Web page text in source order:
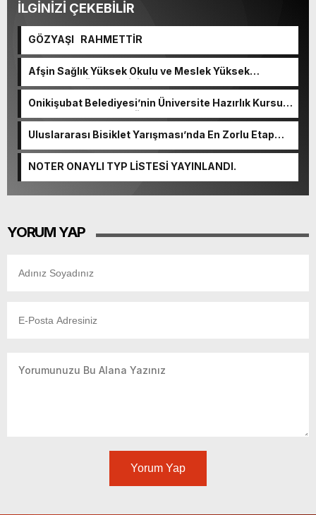
İLGİNİZİ ÇEKEBİLİR
GÖZYAŞI RAHMETTİR
Afşin Sağlık Yüksek Okulu ve Meslek Yüksek
Okulunda görev değişimi!
Onikişubat Belediyesi’nin Üniversite Hazırlık Kursu
başvurularında son gün 7 Ağustos.
Uluslararası Bisiklet Yarışması’nda En Zorlu Etap
NOTER ONAYLI TYP LİSTESİ YAYINLANDI.
YORUM YAP
Yorum Yap